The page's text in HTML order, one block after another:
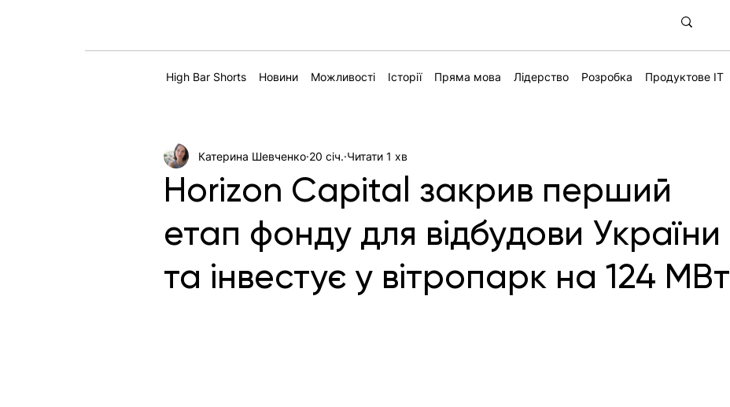
High Bar Shorts Новини Можливості Історії Пряма мова Лідерство Розробка Продуктове IT
Horizon Capital закрив перший
етап фонду для відбудови України
та інвестує у вітропарк на 124 МВт
Катерина Шевченко 20 січ. Читати 1 хв